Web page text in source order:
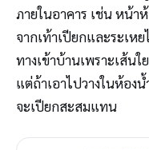
ภายในอาคาร เช่น หน้
จากเท้าเปียกและระเห
ทางเข้าบ้านเพราะเส้น
แต่ถ้าเอาไปวางในห้อ
จะเปียกสะสมแทน